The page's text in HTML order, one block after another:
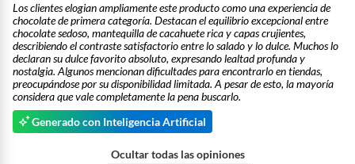
Los clientes elogian ampliamente este producto como una experiencia de
chocolate de primera categoría. Destacan el equilibrio excepcional entre
chocolate sedoso, mantequilla de cacahuete rica y capas crujientes,
describiendo el contraste satisfactorio entre lo salado y lo dulce. Muchos lo
declaran su dulce favorito absoluto, expresando lealtad profunda y
nostalgia. Algunos mencionan dificultades para encontrarlo en tiendas,
preocupándose por su disponibilidad limitada. A pesar de esto, la mayoría
considera que vale completamente la pena buscarlo.
Generado con Inteligencia Artificial
Ocultar todas las opiniones